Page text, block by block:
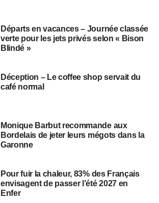
Départs en vacances – Journée classée
verte pour les jets privés selon « Bison
Blindé »
Déception – Le coffee shop servait du
café normal
Monique Barbut recommande aux
Bordelais de jeter leurs mégots dans la
Garonne
Pour fuir la chaleur, 83% des Français
envisagent de passer l’été 2027 en
Enfer